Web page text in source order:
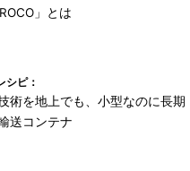
」とは
シピ：
術を地上でも、小型なのに長期
送コンテナ